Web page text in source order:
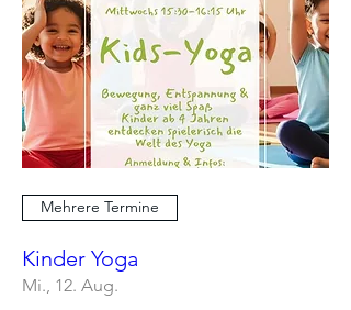
Mehrere Termine
Kinder Yoga
Mi., 12. Aug.